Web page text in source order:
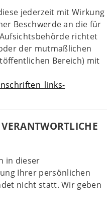
jederzeit mit Wirkung
Beschwerde an die für
richtet
der mutmaßlichen
Bereich) mit
in dieser
Ihrer persönlichen
nicht statt. Wir geben